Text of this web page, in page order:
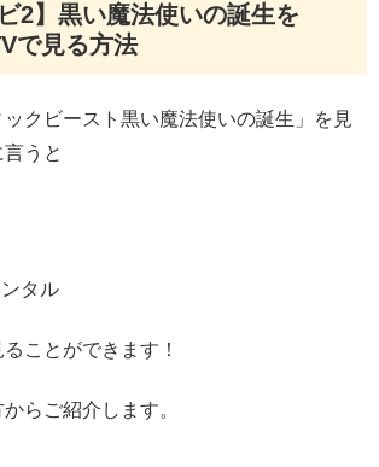
2】黒い魔法使いの誕生を
で見る方法
ックビースト黒い魔法使いの誕生」を見
うと
タル
ことができます！
らご紹介します。